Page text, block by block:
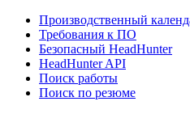
Производственный
Требования к ПО
Безопасный HeadHunter
HeadHunter API
Поиск работы
Поиск по резюме